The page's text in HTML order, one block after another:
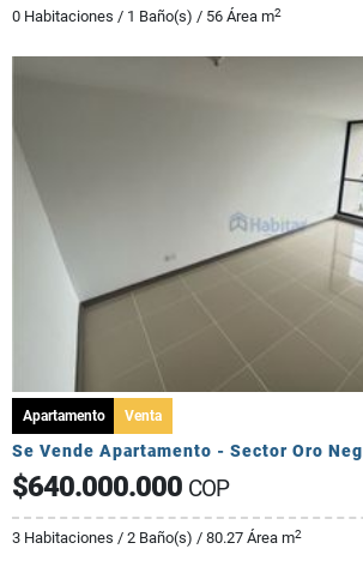
0 Habitaciones / 1 Baño(s) / 56 Área m2
Apartamento Venta
Se Vende Apartamento - Sector Oro
$640.000.000 COP
3 Habitaciones / 2 Baño(s) / 80.27 Área m2